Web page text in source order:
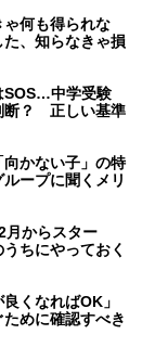
何も得られな
、知らなきゃ損
SOS…中学受験
断？ 正しい基準
向かない子」の特
ープに聞くメリ
月からスター
ちにやっておく
くなればOK」
めに確認すべき